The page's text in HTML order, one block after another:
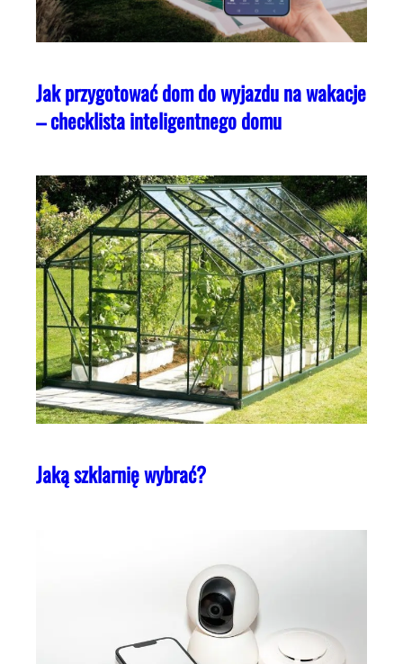
Jak przygotować dom do wyjazdu na wakacje
– checklista inteligentnego domu
Jaką szklarnię wybrać?